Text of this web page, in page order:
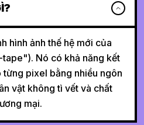
hình ảnh thế hệ mới của
Nó có khả năng kết
từng pixel bằng nhiều ngôn
vật không tì vết và chất
mại.